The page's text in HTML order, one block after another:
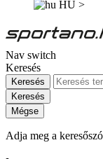
HU >
Nav switch
Keresés
Keresés
Keresés
Mégse
Adja meg a